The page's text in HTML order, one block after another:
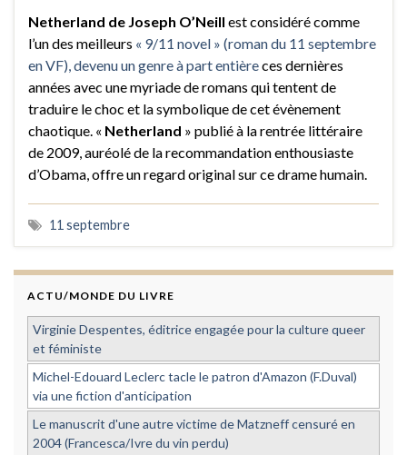
Netherland de Joseph O’Neill est considéré comme
l’un des meilleurs « 9/11 novel » (roman du 11 septembre
en VF), devenu un genre à part entièreces dernières
années avec une myriade de romans qui tentent de
traduire le choc et la symbolique de cet évènement
chaotique. « Netherland » publié à la rentrée littéraire
de 2009, auréolé de la recommandation enthousiaste
d’Obama, offre un regard original sur ce drame humain.
11 septembre
ACTU/MONDE DU LIVRE
Virginie Despentes, éditrice engagée pour la culture queer
et féministe
Michel-Edouard Leclerc tacle le patron d'Amazon (F.Duval)
via une fiction d'anticipation
Le manuscrit d'une autre victime de Matzneff censuré en
2004 (Francesca/Ivre du vin perdu)